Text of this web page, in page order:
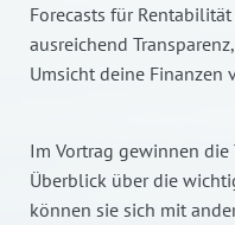
Forecasts für
ausreichend
Umsicht deine Finanzen
Im Vortrag gewinnen
Überblick über die
können sie sich mit